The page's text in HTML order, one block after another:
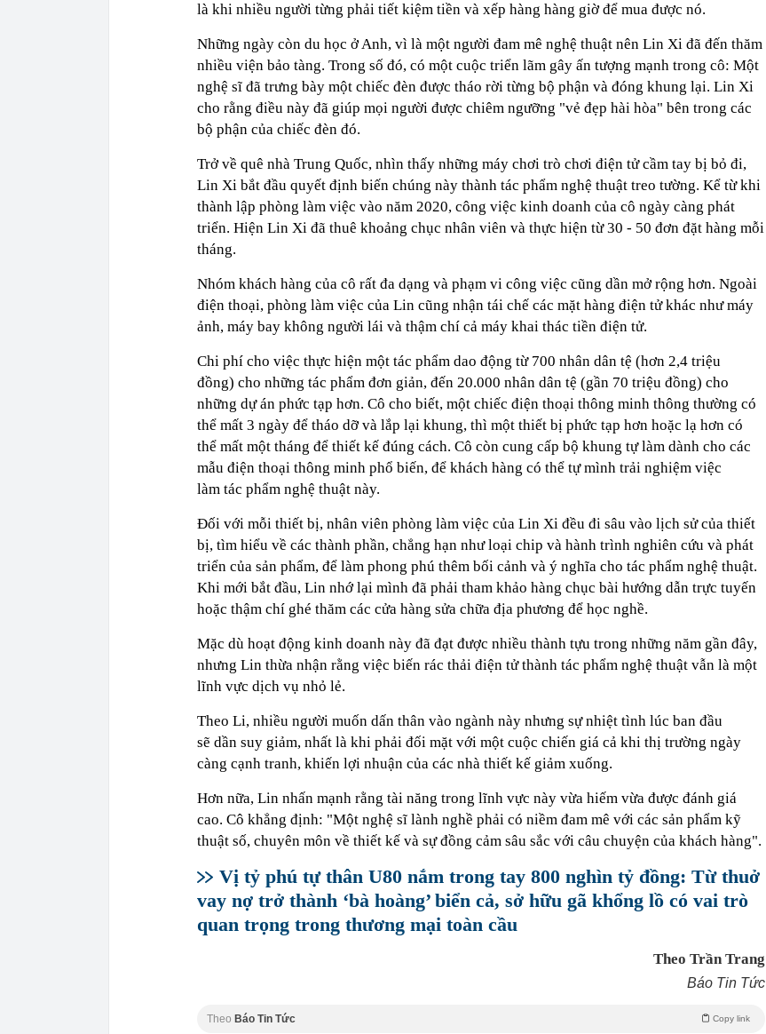
là khi nhiều người từng phải tiết kiệm tiền và xếp hàng hàng giờ để mua được nó.
Những ngày còn du học ở Anh, vì là một người đam mê nghệ thuật nên Lin Xi đã đến thăm
nhiều viện bảo tàng. Trong số đó, có một cuộc triển lãm gây ấn tượng mạnh trong cô: Một
nghệ sĩ đã trưng bày một chiếc đèn được tháo rời từng bộ phận và đóng khung lại. Lin Xi
cho rằng điều này đã giúp mọi người được chiêm ngưỡng "vẻ đẹp hài hòa" bên trong các
bộ phận của chiếc đèn đó.
Trở về quê nhà Trung Quốc, nhìn thấy những máy chơi trò chơi điện tử cầm tay bị bỏ đi,
Lin Xi bắt đầu quyết định biến chúng này thành tác phẩm nghệ thuật treo tường. Kể từ khi
thành lập phòng làm việc vào năm 2020, công việc kinh doanh của cô ngày càng phát
triển. Hiện Lin Xi đã thuê khoảng chục nhân viên và thực hiện từ 30 - 50 đơn đặt hàng mỗi
tháng.
Nhóm khách hàng của cô rất đa dạng và phạm vi công việc cũng dần mở rộng hơn. Ngoài
điện thoại, phòng làm việc của Lin cũng nhận tái chế các mặt hàng điện tử khác như máy
ảnh, máy bay không người lái và thậm chí cả máy khai thác tiền điện tử.
Chi phí cho việc thực hiện một tác phẩm dao động từ 700 nhân dân tệ (hơn 2,4 triệu
đồng) cho những tác phẩm đơn giản, đến 20.000 nhân dân tệ (gần 70 triệu đồng) cho
những dự án phức tạp hơn. Cô cho biết, một chiếc điện thoại thông minh thông thường có
thể mất 3 ngày để tháo dỡ và lắp lại khung, thì một thiết bị phức tạp hơn hoặc lạ hơn có
thể mất một tháng để thiết kế đúng cách. Cô còn cung cấp bộ khung tự làm dành cho các
mẫu điện thoại thông minh phổ biến, để khách hàng có thể tự mình trải nghiệm việc
làm tác phẩm nghệ thuật này.
Đối với mỗi thiết bị, nhân viên phòng làm việc của Lin Xi đều đi sâu vào lịch sử của thiết
bị, tìm hiểu về các thành phần, chẳng hạn như loại chip và hành trình nghiên cứu và phát
triển của sản phẩm, để làm phong phú thêm bối cảnh và ý nghĩa cho tác phẩm nghệ thuật.
Khi mới bắt đầu, Lin nhớ lại mình đã phải tham khảo hàng chục bài hướng dẫn trực tuyến
hoặc thậm chí ghé thăm các cửa hàng sửa chữa địa phương để học nghề.
Mặc dù hoạt động kinh doanh này đã đạt được nhiều thành tựu trong những năm gần đây,
nhưng Lin thừa nhận rằng việc biến rác thải điện tử thành tác phẩm nghệ thuật vẫn là một
lĩnh vực dịch vụ nhỏ lẻ.
Theo Li, nhiều người muốn dấn thân vào ngành này nhưng sự nhiệt tình lúc ban đầu
sẽ dần suy giảm, nhất là khi phải đối mặt với một cuộc chiến giá cả khi thị trường ngày
càng cạnh tranh, khiến lợi nhuận của các nhà thiết kế giảm xuống.
Hơn nữa, Lin nhấn mạnh rằng tài năng trong lĩnh vực này vừa hiếm vừa được đánh giá
cao. Cô khẳng định: "Một nghệ sĩ lành nghề phải có niềm đam mê với các sản phẩm kỹ
thuật số, chuyên môn về thiết kế và sự đồng cảm sâu sắc với câu chuyện của khách hàng".
Vị tỷ phú tự thân U80 nắm trong tay 800 nghìn tỷ đồng: Từ thuở
vay nợ trở thành ‘bà hoàng’ biển cả, sở hữu gã khổng lồ có vai trò
quan trọng trong thương mại toàn cầu
Theo Trần Trang
Báo Tin Tức
Theo Báo Tin Tức Copy link